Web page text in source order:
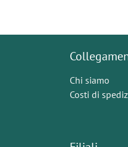
Chi siamo
Costi di